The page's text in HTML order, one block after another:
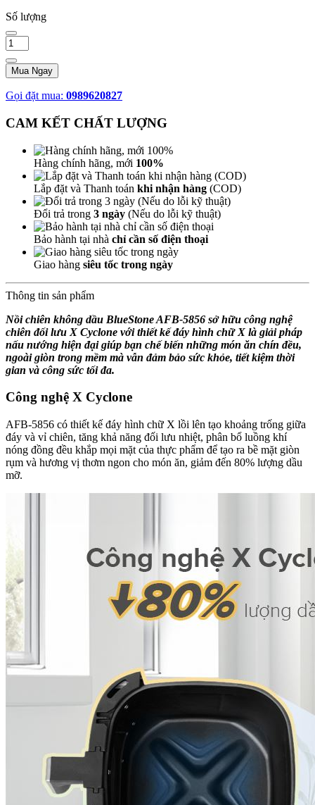
Số lượng
Mua Ngay
Gọi đặt mua: 0989620827
CAM KẾT CHẤT LƯỢNG
Hàng chính hãng, mới 100%
Lắp đặt và Thanh toán khi nhận hàng (COD)
Đổi trả trong 3 ngày (Nếu do lỗi kỹ thuật)
Bảo hành tại nhà chỉ cần số điện thoại
Giao hàng siêu tốc trong ngày
Thông tin sản phẩm
Nồi chiên không dầu BlueStone AFB-5856 sở hữu công nghệ
chiên đối lưu X Cyclone với thiết kế đáy hình chữ X là giải pháp
nấu nướng hiện đại giúp bạn chế biến những món ăn chín đều,
ngoài giòn trong mềm mà vẫn đảm bảo sức khỏe, tiết kiệm thời
gian và công sức tối đa.
Công nghệ X Cyclone
AFB-5856 có thiết kế đáy hình chữ X lồi lên tạo khoảng trống giữa
đáy và vỉ chiên, tăng khả năng đối lưu nhiệt, phân bổ luồng khí
nóng đồng đều khắp mọi mặt của thực phẩm để tạo ra bề mặt giòn
rụm và hương vị thơm ngon cho món ăn, giảm đến 80% lượng dầu
mỡ.